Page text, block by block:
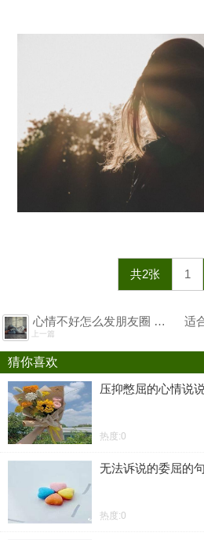
共2张 1
心情不好怎么发朋友圈 一句话证明你不开心
上一篇
猜你喜欢
压抑憋屈的心情说
热度:0
无法诉说的委屈的
热度:0